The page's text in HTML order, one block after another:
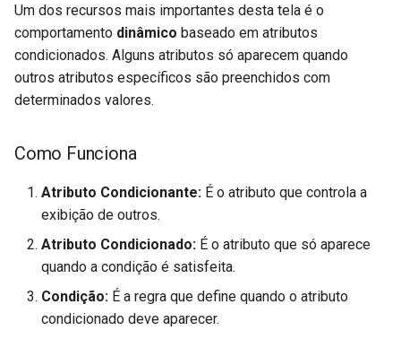
Um dos recursos mais importantes desta tela é o
comportamento dinâmico baseado em atributos
condicionados. Alguns atributos só aparecem quando
outros atributos específicos são preenchidos com
determinados valores.
Como Funciona
Atributo Condicionante: É o atributo que controla a
exibição de outros.
Atributo Condicionado: É o atributo que só aparece
quando a condição é satisfeita.
Condição: É a regra que define quando o atributo
condicionado deve aparecer.